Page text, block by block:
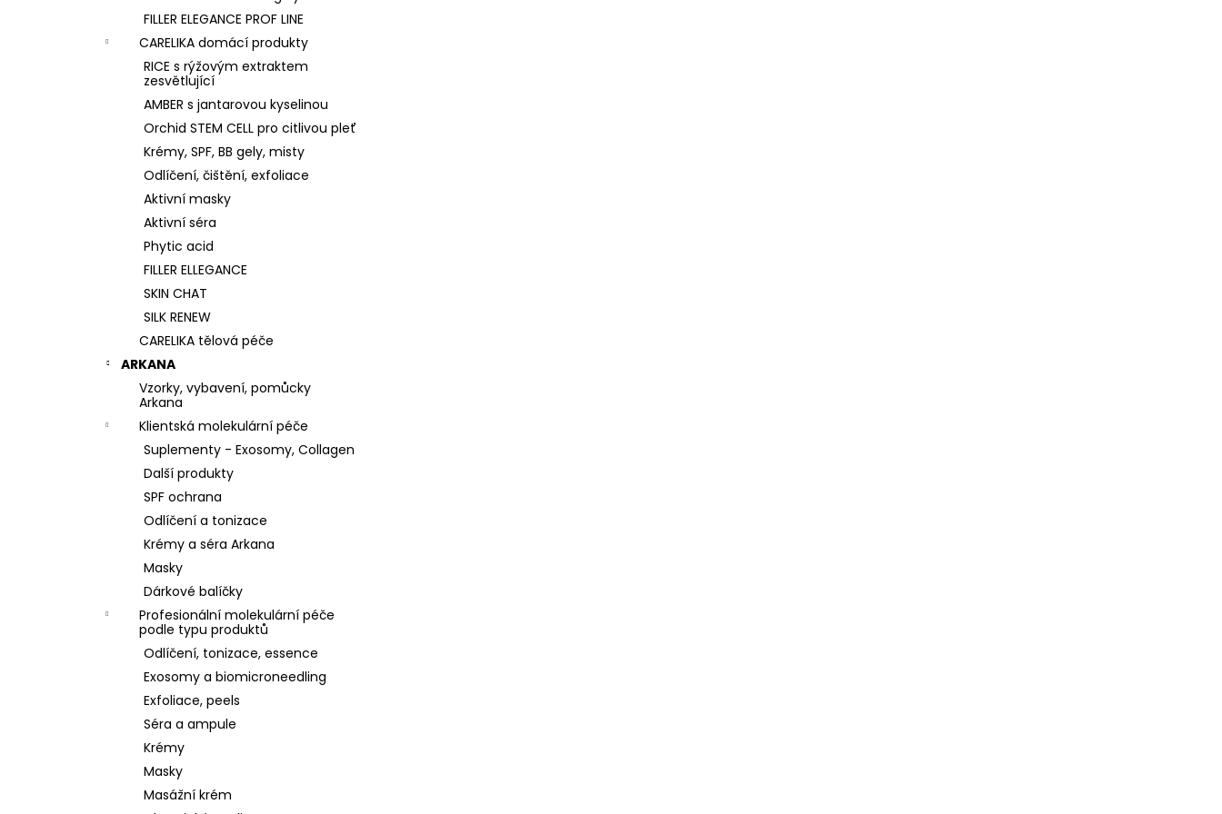
FILLER ELEGANCE PROF LINE
CARELIKA domácí produkty
RICE s rýžovým extraktem
zesvětlující
AMBER s jantarovou kyselinou
Orchid STEM CELL pro citlivou pleť
Krémy, SPF, BB gely, misty
Odlíčení, čištění, exfoliace
Aktivní masky
Aktivní séra
Phytic acid
FILLER ELLEGANCE
SKIN CHAT
SILK RENEW
CARELIKA tělová péče
ARKANA
Vzorky, vybavení, pomůcky
Arkana
Klientská molekulární péče
Suplementy - Exosomy, Collagen
Další produkty
SPF ochrana
Odlíčení a tonizace
Krémy a séra Arkana
Masky
Dárkové balíčky
Profesionální molekulární péče
podle typu produktů
Odlíčení, tonizace, essence
Exosomy a biomicroneedling
Exfoliace, peels
Séra a ampule
Krémy
Masky
Masážní krém